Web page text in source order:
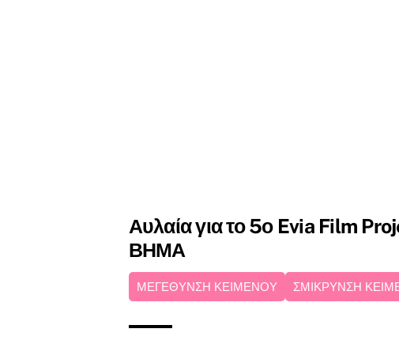
Αυλαία για το 5ο Evia Film
ΒΗΜΑ
ΜΕΓΕΘΥΝΣΗ ΚΕΙΜΕΝΟΥ ΣΜΙΚΡΥΝΣΗ